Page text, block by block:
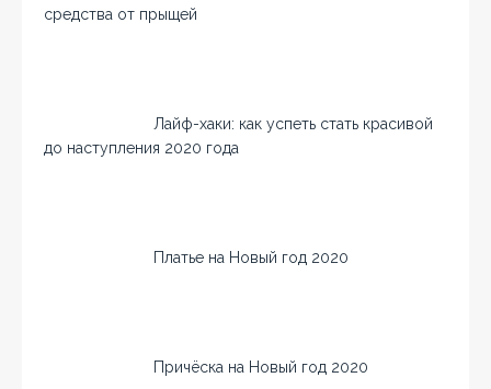
средства от прыщей
Лайф-хаки: как успеть стать красивой
до наступления 2020 года
Платье на Новый год 2020
Причёска на Новый год 2020